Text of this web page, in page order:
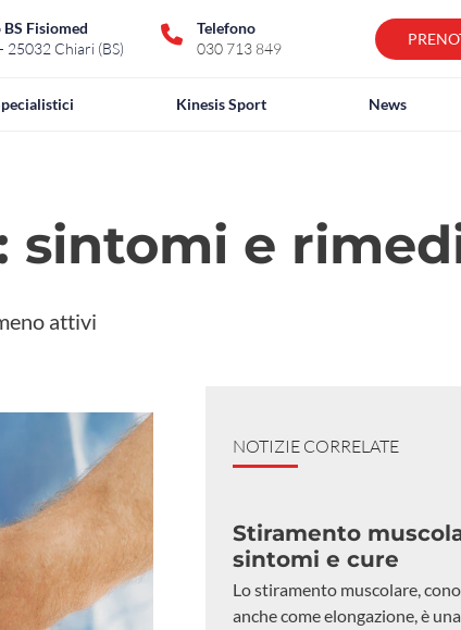
Fisiomed
25032 Chiari (BS)
Telefono
030 713 849
Kinesis Sport News
sintomi e
attivi
NOTIZIE CORRELATE
Stiramento
sintomi e cure
Lo stiramento muscolare,
anche come elongazione, è